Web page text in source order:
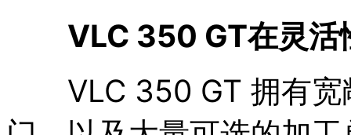
VLC 350 GT在灵活
VLC 350 GT 拥有宽